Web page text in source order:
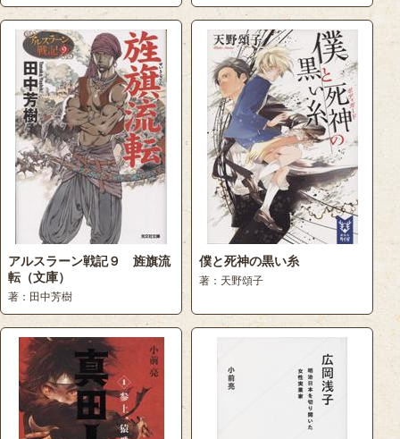
アルスラーン戦記９ 旌旗流
転（文庫）
著：田中芳樹
僕と死神の黒い糸
著：天野頌子